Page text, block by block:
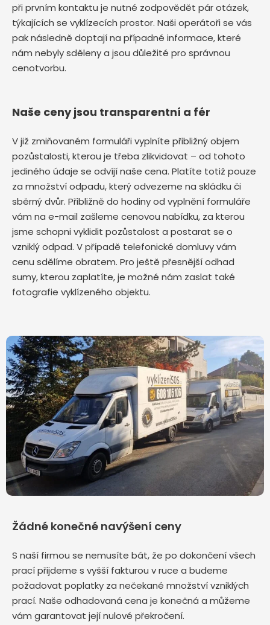
při prvním kontaktu je nutné zodpovědět pár otázek,
týkajících se vyklízecích prostor. Naši operátoři se vás
pak následně doptají na případné informace, které
nám nebyly sděleny a jsou důležité pro správnou
cenotvorbu.
Naše ceny jsou transparentní a fér
V již zmiňovaném formuláři vyplníte přibližný objem
pozůstalosti, kterou je třeba zlikvidovat – od tohoto
jediného údaje se odvíjí naše cena. Platíte totiž pouze
za množství odpadu, který odvezeme na skládku či
sběrný dvůr. Přibližně do hodiny od vyplnění formuláře
vám na e-mail zašleme cenovou nabídku, za kterou
jsme schopni vyklidit pozůstalost a postarat se o
vzniklý odpad. V případě telefonické domluvy vám
cenu sdělíme obratem. Pro ještě přesnější odhad
sumy, kterou zaplatíte, je možné nám zaslat také
fotografie vyklízeného objektu.
Žádné konečné navýšení ceny
S naší firmou se nemusíte bát, že po dokončení všech
prací přijdeme s vyšší fakturou v ruce a budeme
požadovat poplatky za nečekané množství vzniklých
prací. Naše odhadovaná cena je konečná a můžeme
vám garantovat její nulové překročení.